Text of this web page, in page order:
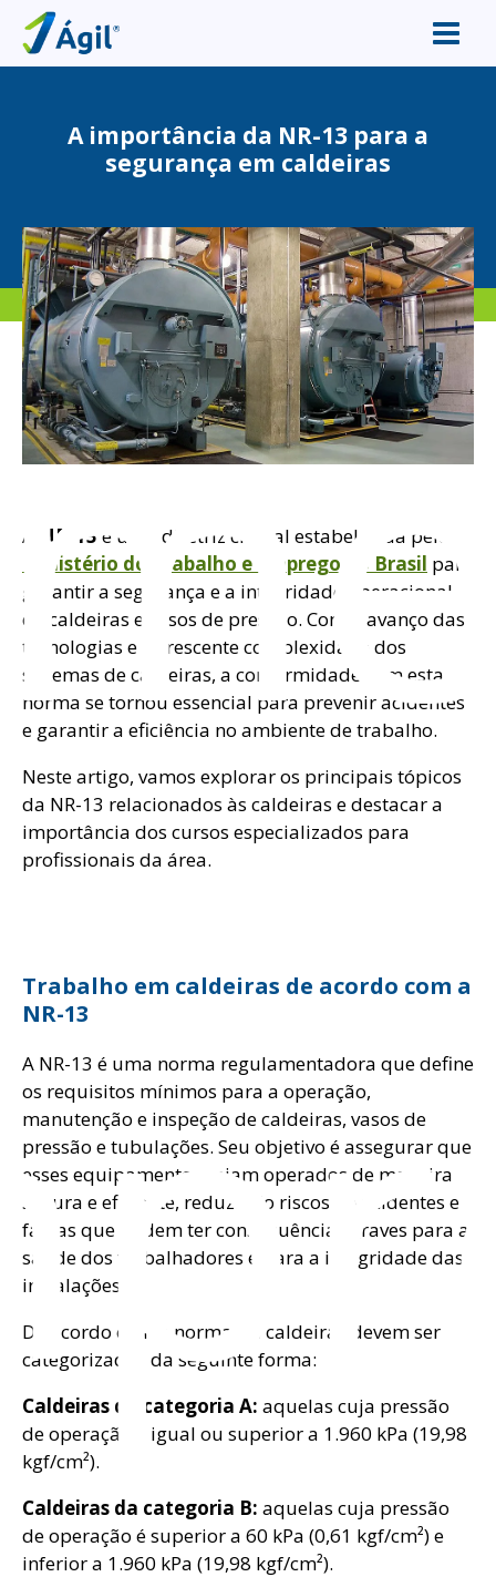
A importância da NR-13 para a
segurança em caldeiras
A NR-13 é uma diretriz crucial estabelecida pelo
Ministério do Trabalho e Emprego no Brasil para
garantir a segurança e a integridade operacional
de caldeiras e vasos de pressão. Com o avanço das
tecnologias e a crescente complexidade dos
sistemas de caldeiras, a conformidade com esta
norma se tornou essencial para prevenir acidentes
e garantir a eficiência no ambiente de trabalho.
Neste artigo, vamos explorar os principais tópicos
da NR-13 relacionados às caldeiras e destacar a
importância dos cursos especializados para
profissionais da área.
Trabalho em caldeiras de acordo com a
NR-13
A NR-13 é uma norma regulamentadora que define
os requisitos mínimos para a operação,
manutenção e inspeção de caldeiras, vasos de
pressão e tubulações. Seu objetivo é assegurar que
esses equipamentos sejam operados de maneira
segura e eficiente, reduzindo riscos de acidentes e
falhas que podem ter consequências graves para a
saúde dos trabalhadores e para a integridade das
instalações.
De acordo com a norma, as caldeiras devem ser
categorizadas da seguinte forma:
Caldeiras da categoria A: aquelas cuja pressão
de operação é igual ou superior a 1.960 kPa (19,98
kgf/cm²).
Caldeiras da categoria B: aquelas cuja pressão
de operação é superior a 60 kPa (0,61 kgf/cm²) e
inferior a 1.960 kPa (19,98 kgf/cm²).